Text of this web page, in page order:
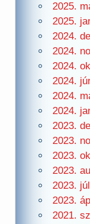
2025.
2025.
2024.
2024.
2024.
2024.
2024.
2024.
2023.
2023.
2023.
2023.
2023.
2023.
2021.